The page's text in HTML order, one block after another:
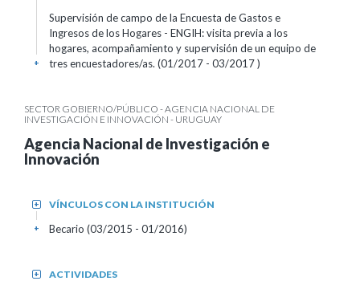
Supervisión de campo de la Encuesta de Gastos e
Ingresos de los Hogares - ENGIH: visita previa a los
hogares, acompañamiento y supervisión de un equipo de
tres encuestadores/as. (01/2017 - 03/2017 )
+
SECTOR GOBIERNO/PÚBLICO - AGENCIA NACIONAL DE
INVESTIGACIÓN E INNOVACIÓN - URUGUAY
Agencia Nacional de Investigación e
Innovación
VÍNCULOS CON LA INSTITUCIÓN
+
Becario (03/2015 - 01/2016)
+
ACTIVIDADES
+